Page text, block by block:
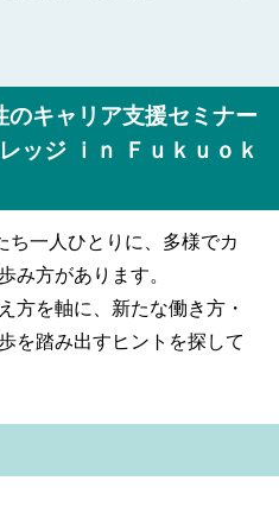
キャリア支援セミナー
ッジ ｉｎ Ｆｕｋｕｏｋ
ち一人ひとりに、多様でカ
み方があります。
方を軸に、新たな働き方・
を踏み出すヒントを探して